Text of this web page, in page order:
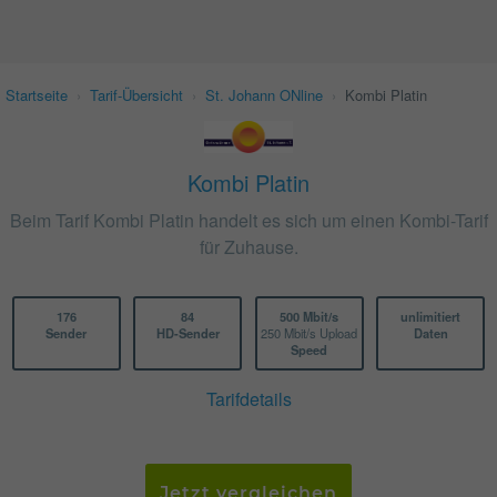
Startseite Tarif-Übersicht St. Johann ONline Kombi Platin
Kombi Platin
Beim Tarif Kombi Platin handelt es sich um einen Kombi-Tarif
für Zuhause.
176
Sender
84
HD-Sender
500 Mbit/s
250 Mbit/s Upload
Speed
unlimitiert
Daten
Tarifdetails